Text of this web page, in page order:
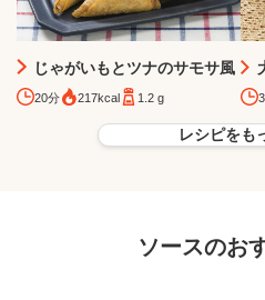
じゃがいもとツナのサモサ風
20分 217kcal 1.2 g
レシピをも
ソースのお